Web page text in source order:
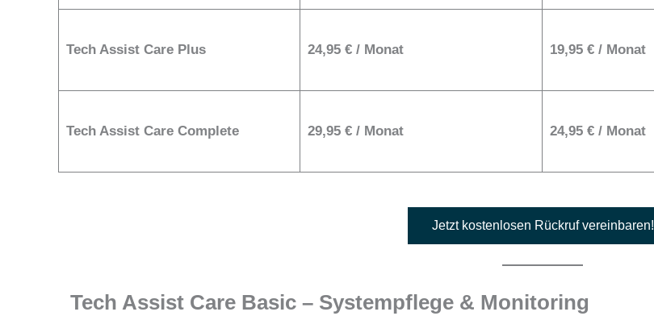
Tech Assist Care Plus 24,95 € / Monat 19,95 € / Monat
Tech Assist Care Complete 29,95 € / Monat 24,95 € / Monat
Jetzt kostenlosen Rückruf vereinbaren!
Tech Assist Care Basic – Systempflege & Monitoring